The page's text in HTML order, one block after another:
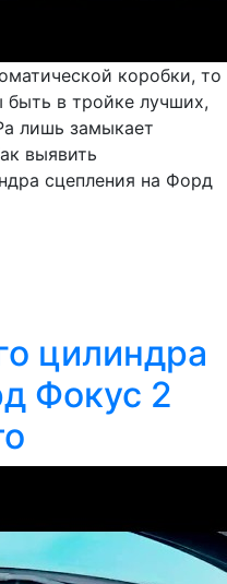
коробки, то
быть в тройке лучших,
лишь замыкает
выявить
сцепления на Форд
цилиндра
Фокус 2